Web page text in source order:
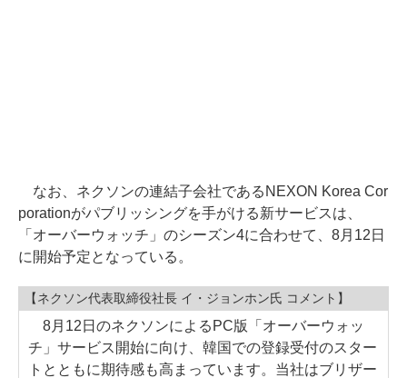
なお、ネクソンの連結子会社であるNEXON Korea Cor
porationがパブリッシングを手がける新サービスは、
「オーバーウォッチ」のシーズン4に合わせて、8月12日
に開始予定となっている。
【ネクソン代表取締役社長 イ・ジョンホン氏 コメント】
8月12日のネクソンによるPC版「オーバーウォッ
チ」サービス開始に向け、韓国での登録受付のスター
トとともに期待感も高まっています。当社はブリザー